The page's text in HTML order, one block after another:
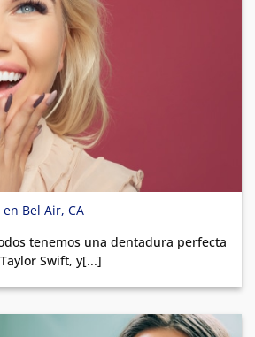
Bel Air, CA
tenemos una dentadura perfecta
Swift, y[...]